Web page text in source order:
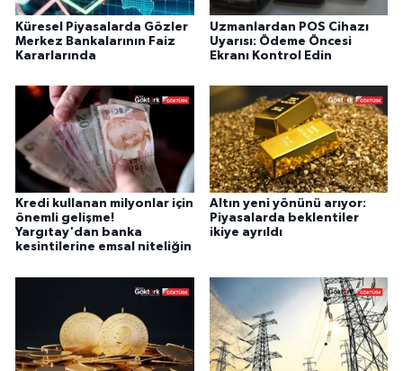
Küresel Piyasalarda Gözler
Merkez Bankalarının Faiz
Kararlarında
Uzmanlardan POS Cihazı
Uyarısı: Ödeme Öncesi
Ekranı Kontrol Edin
Kredi kullanan milyonlar için
önemli gelişme!
Yargıtay'dan banka
kesintilerine emsal niteliğin
Altın yeni yönünü arıyor:
Piyasalarda beklentiler
ikiye ayrıldı